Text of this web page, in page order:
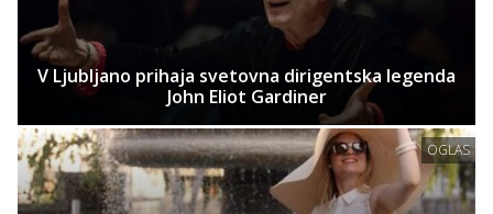
V Ljubljano prihaja svetovna dirigentska legenda
John Eliot Gardiner
OGLAS